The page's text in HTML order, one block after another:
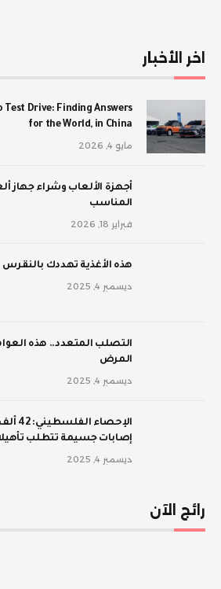
اخر الأخبار
Test Drive: Finding Answers
for the World, in China
مايو 4, 2026
أجهزة الألعاب وشراء جهاز
المناسب
فبراير 18, 2026
‫هذه الأغذية تهددك بالنقرس
ديسمبر 4, 2025
‫التصلب المتعدد.. هذه
المرض
ديسمبر 4, 2025
إصابات جسيمة تتطلب
ديسمبر 4, 2025
رائج الآن